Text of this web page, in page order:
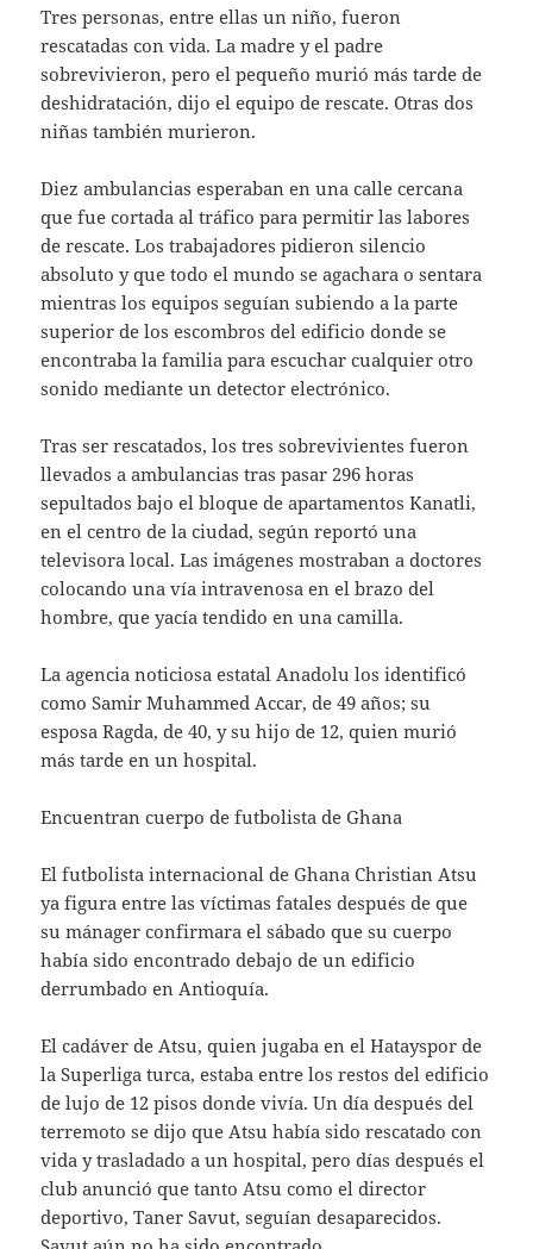
Tres personas, entre ellas un niño, fueron
rescatadas con vida. La madre y el padre
sobrevivieron, pero el pequeño murió más tarde de
deshidratación, dijo el equipo de rescate. Otras dos
niñas también murieron.
Diez ambulancias esperaban en una calle cercana
que fue cortada al tráfico para permitir las labores
de rescate. Los trabajadores pidieron silencio
absoluto y que todo el mundo se agachara o sentara
mientras los equipos seguían subiendo a la parte
superior de los escombros del edificio donde se
encontraba la familia para escuchar cualquier otro
sonido mediante un detector electrónico.
Tras ser rescatados, los tres sobrevivientes fueron
llevados a ambulancias tras pasar 296 horas
sepultados bajo el bloque de apartamentos Kanatli,
en el centro de la ciudad, según reportó una
televisora local. Las imágenes mostraban a doctores
colocando una vía intravenosa en el brazo del
hombre, que yacía tendido en una camilla.
La agencia noticiosa estatal Anadolu los identificó
como Samir Muhammed Accar, de 49 años; su
esposa Ragda, de 40, y su hijo de 12, quien murió
más tarde en un hospital.
Encuentran cuerpo de futbolista de Ghana
El futbolista internacional de Ghana Christian Atsu
ya figura entre las víctimas fatales después de que
su mánager confirmara el sábado que su cuerpo
había sido encontrado debajo de un edificio
derrumbado en Antioquía.
El cadáver de Atsu, quien jugaba en el Hatayspor de
la Superliga turca, estaba entre los restos del edificio
de lujo de 12 pisos donde vivía. Un día después del
terremoto se dijo que Atsu había sido rescatado con
vida y trasladado a un hospital, pero días después el
club anunció que tanto Atsu como el director
deportivo, Taner Savut, seguían desaparecidos.